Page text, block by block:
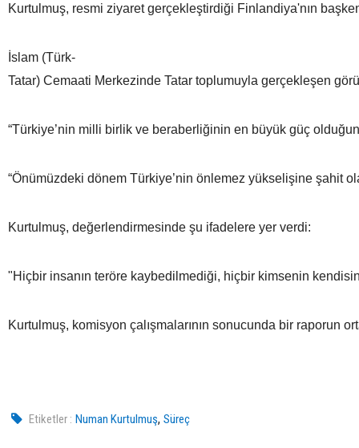
Kurtulmuş, resmi ziyaret gerçekleştirdiği Finlandiya'nın
İslam (Türk-
Tatar) Cemaati Merkezinde Tatar toplumuyla gerçekleşen
“Türkiye’nin milli birlik ve beraberliğinin en büyük güç
“Önümüzdeki dönem Türkiye’nin önlemez yükselişine şahit
Kurtulmuş, değerlendirmesinde şu ifadelere yer verdi:
"Hiçbir insanın teröre kaybedilmediği, hiçbir kimsenin
Kurtulmuş, komisyon çalışmalarının sonucunda bir
Etiketler : Numan Kurtulmuş,Süreç